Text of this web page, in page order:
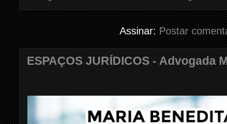
Assinar:Postar
ESPAÇOS JURÍDICOS - Advogada